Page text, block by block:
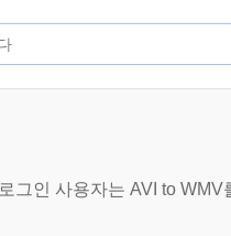
로그인 사용자는 AVI to